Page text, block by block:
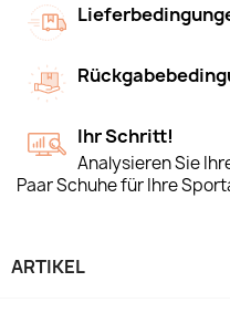
Ihr Schritt!
Analysieren Sie
Paar Schuhe für Ihre
ARTIKEL